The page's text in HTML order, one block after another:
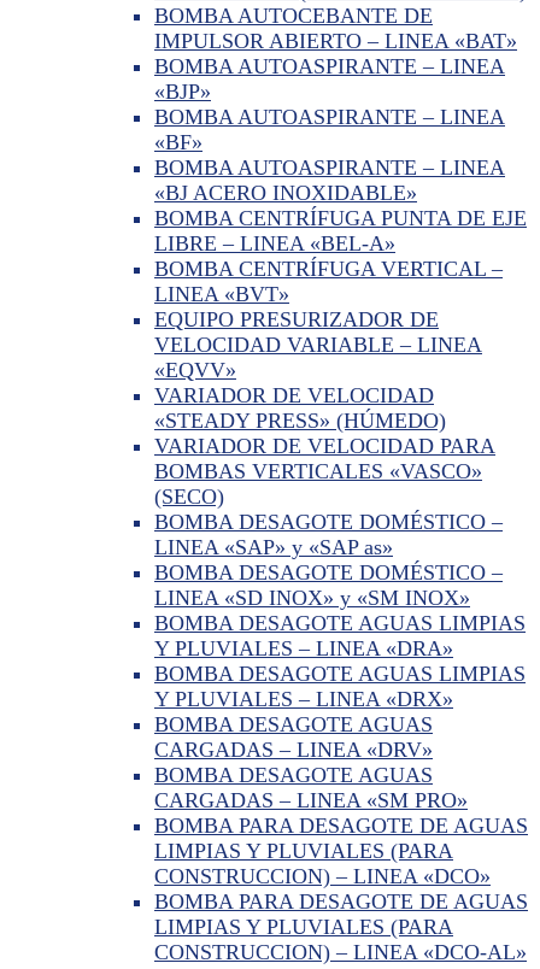
BOMBA AUTOCEBANTE DE
IMPULSOR ABIERTO – LINEA «BAT»
BOMBA AUTOASPIRANTE – LINEA
«BJP»
BOMBA AUTOASPIRANTE – LINEA
«BF»
BOMBA AUTOASPIRANTE – LINEA
«BJ ACERO INOXIDABLE»
BOMBA CENTRÍFUGA PUNTA DE EJE
LIBRE – LINEA «BEL-A»
BOMBA CENTRÍFUGA VERTICAL –
LINEA «BVT»
EQUIPO PRESURIZADOR DE
VELOCIDAD VARIABLE – LINEA
«EQVV»
VARIADOR DE VELOCIDAD
«STEADY PRESS» (HÚMEDO)
VARIADOR DE VELOCIDAD PARA
BOMBAS VERTICALES «VASCO»
(SECO)
BOMBA DESAGOTE DOMÉSTICO –
LINEA «SAP» y «SAP as»
BOMBA DESAGOTE DOMÉSTICO –
LINEA «SD INOX» y «SM INOX»
BOMBA DESAGOTE AGUAS LIMPIAS
Y PLUVIALES – LINEA «DRA»
BOMBA DESAGOTE AGUAS LIMPIAS
Y PLUVIALES – LINEA «DRX»
BOMBA DESAGOTE AGUAS
CARGADAS – LINEA «DRV»
BOMBA DESAGOTE AGUAS
CARGADAS – LINEA «SM PRO»
BOMBA PARA DESAGOTE DE AGUAS
LIMPIAS Y PLUVIALES (PARA
CONSTRUCCION) – LINEA «DCO»
BOMBA PARA DESAGOTE DE AGUAS
LIMPIAS Y PLUVIALES (PARA
CONSTRUCCION) – LINEA «DCO-AL»